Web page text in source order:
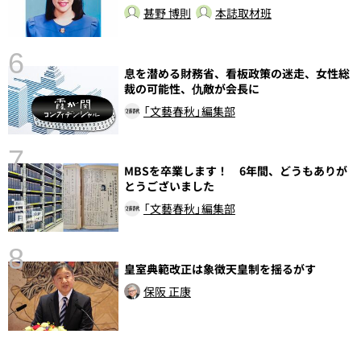
甚野 博則
本誌取材班
6
息を潜める財務省、看板政策の迷走、女性総
裁の可能性、仇敵が会長に
「文藝春秋」編集部
7
MBSを卒業します！ 6年間、どうもありが
とうございました
「文藝春秋」編集部
8
皇室典範改正は象徴天皇制を揺るがす
保阪 正康